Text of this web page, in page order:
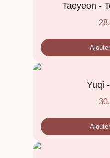
Taeyeon -
Yuqi